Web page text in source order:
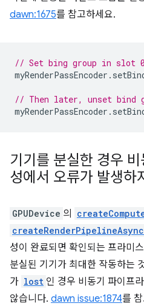
dawn:1675를 참고하세요.
// Set bing group in slot
myRenderPassEncoder .
// Then later, unset bind
myRenderPassEncoder .
기기를 분실한 경우
성에서 오류가 발생하
GPUDevice 의
성이 완료되면 확인되는 프라미
분실된 기기가 최대한 작동하는
가 lost 인 경우 비동기 파이프
않습니다. dawn issue:1874를